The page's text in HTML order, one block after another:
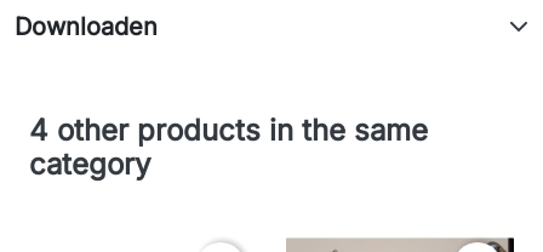
Downloaden
4 other products in the same
category